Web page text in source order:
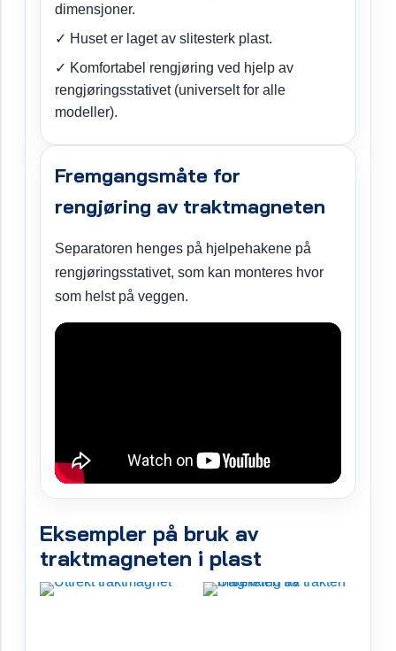
dimensjoner.
✓ Huset er laget av slitesterk plast.
✓ Komfortabel rengjøring ved hjelp av
rengjøringsstativet (universelt for alle
modeller).
Fremgangsmåte for
rengjøring av traktmagneten
Separatoren henges på hjelpehakene på
rengjøringsstativet, som kan monteres hvor
som helst på veggen.
Eksempler på bruk av
traktmagneten i plast